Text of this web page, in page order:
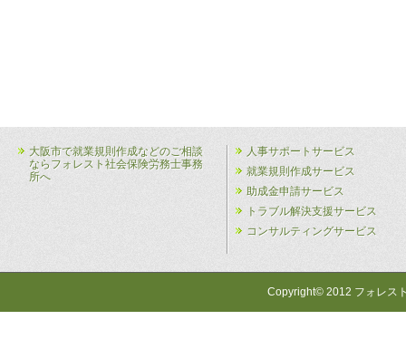
大阪市で就業規則作成などのご相談
ならフォレスト社会保険労務士事務
所へ
人事サポートサービス
就業規則作成サービス
助成金申請サービス
トラブル解決支援サービス
コンサルティングサービス
Copyright© 2012 フォレス